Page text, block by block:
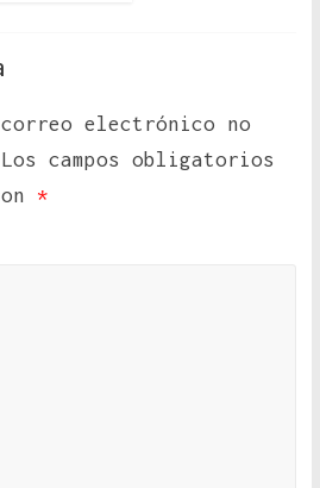
electrónico no
Los campos obligatorios
*